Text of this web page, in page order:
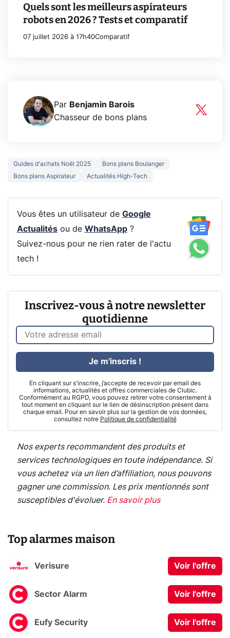
Quels sont les meilleurs aspirateurs
robots en 2026 ? Tests et comparatif
07 juillet 2026 à 17h40Comparatif
Par Benjamin Barois
Chasseur de bons plans
Guides d'achats Noël 2025
Bons plans Boulanger
Bons plans Aspirateur
Actualités High-Tech
Vous êtes un utilisateur de Google
Actualitésou de WhatsApp?
Suivez-nous pour ne rien rater de l'actu
tech !
Inscrivez-vous à notre newsletter
quotidienne
En cliquant sur s'inscrire, j’accepte de recevoir par email des
informations, actualités et offres commerciales de Clubic.
Conformément au RGPD, vous pouvez retirer votre consentement à
tout moment en cliquant sur le lien de désinscription présent dans
chaque email. Pour en savoir plus sur la gestion de vos données,
consultez notre Politique de confidentialité
Je m'inscris !
Nos experts recommandent des produits et
services technologiques en toute indépendance. Si
vous achetez via un lien d’affiliation, nous pouvons
gagner une commission. Les prix mentionnés sont
susceptibles d'évoluer. En savoir plus
Top alarmes maison
Verisure Voir l'offre
Sector Alarm Voir l'offre
Eufy Security Voir l'offre